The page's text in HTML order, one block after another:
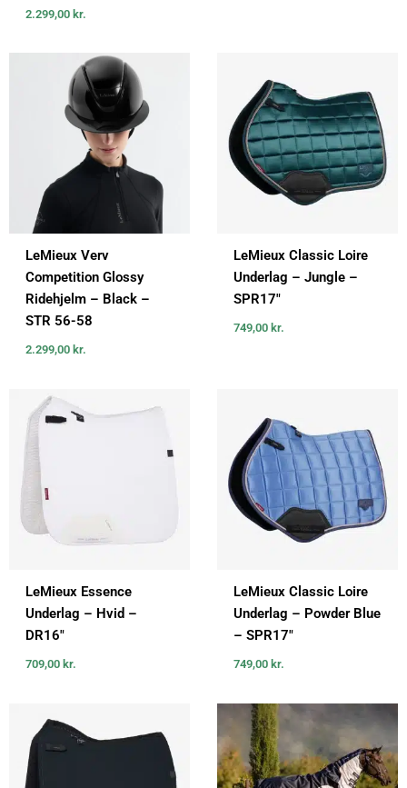
2.299,00 kr.
LeMieux Verv
Competition Glossy
Ridehjelm – Black –
STR 56-58
2.299,00 kr.
LeMieux Classic Loire
Underlag – Jungle –
SPR17″
749,00 kr.
LeMieux Essence
Underlag – Hvid –
DR16″
709,00 kr.
LeMieux Classic Loire
Underlag – Powder Blue
– SPR17″
749,00 kr.